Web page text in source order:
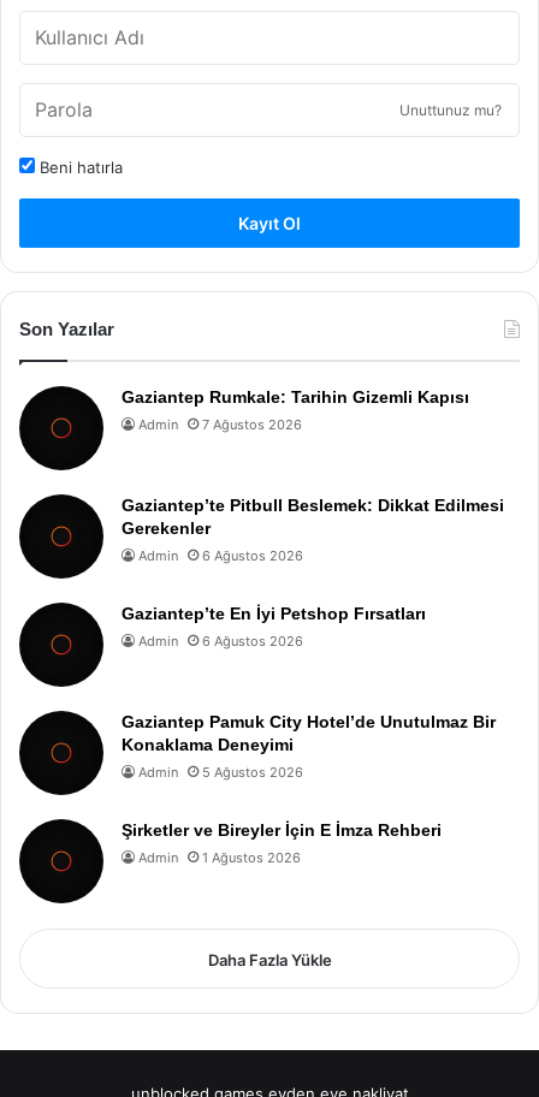
Unuttunuz mu?
Beni hatırla
Kayıt Ol
Son Yazılar
Gaziantep Rumkale: Tarihin Gizemli Kapısı
Admin 7 Ağustos 2026
Gaziantep’te Pitbull Beslemek: Dikkat Edilmesi
Gerekenler
Admin 6 Ağustos 2026
Gaziantep’te En İyi Petshop Fırsatları
Admin 6 Ağustos 2026
Gaziantep Pamuk City Hotel’de Unutulmaz Bir
Konaklama Deneyimi
Admin 5 Ağustos 2026
Şirketler ve Bireyler İçin E İmza Rehberi
Admin 1 Ağustos 2026
Daha Fazla Yükle